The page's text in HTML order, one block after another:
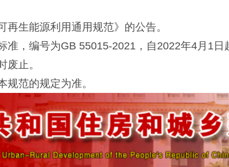
生能源利用通用规范》的公告。
，编号为GB 55015-2021，自2022年4月1日
止。
范的规定为准。